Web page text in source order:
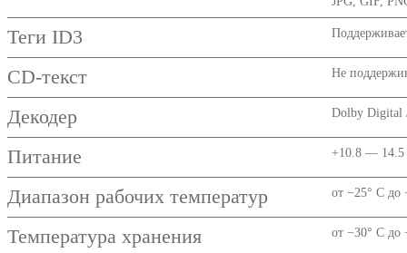
Теги ID3
CD-текст Не
Декодер Dolby Digital
Питание +10.8 — 14.5
Диапазон рабочих температур от −25° C до
Температура хранения от −30° C до